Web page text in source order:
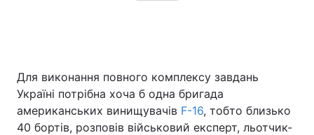
Для виконання повного комплексу завдань
Україні потрібна хоча б одна бригада
американських винищувачів F-16, тобто близько
40 бортів, розповів військовий експерт, льотчик-